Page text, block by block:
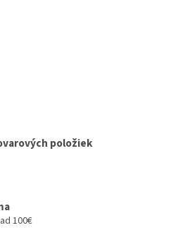
položiek
100€